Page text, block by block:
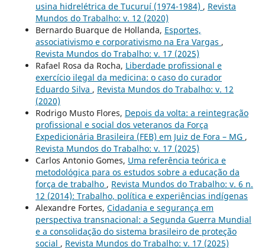
usina hidrelétrica de Tucuruí (1974-1984) , Revista
Mundos do Trabalho: v. 12 (2020)
Bernardo Buarque de Hollanda, Esportes,
associativismo e corporativismo na Era Vargas ,
Revista Mundos do Trabalho: v. 17 (2025)
Rafael Rosa da Rocha, Liberdade profissional e
exercício ilegal da medicina: o caso do curador
Eduardo Silva , Revista Mundos do Trabalho: v. 12
(2020)
Rodrigo Musto Flores, Depois da volta: a reintegração
profissional e social dos veteranos da Força
Expedicionária Brasileira (FEB) em Juiz de Fora – MG ,
Revista Mundos do Trabalho: v. 17 (2025)
Carlos Antonio Gomes, Uma referência teórica e
metodológica para os estudos sobre a educação da
força de trabalho , Revista Mundos do Trabalho: v. 6 n.
12 (2014): Trabalho, política e experiências indígenas
Alexandre Fortes, Cidadania e segurança em
perspectiva transnacional: a Segunda Guerra Mundial
e a consolidação do sistema brasileiro de proteção
social , Revista Mundos do Trabalho: v. 17 (2025)